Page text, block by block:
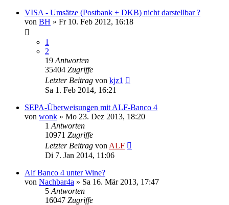
VISA - Umsätze (Postbank + DKB) nicht darstellbar ?
von BH » Fr 10. Feb 2012, 16:18
1
2
19 Antworten
35404 Zugriffe
Letzter Beitrag von kjz1
Sa 1. Feb 2014, 16:21
SEPA-Überweisungen mit ALF-Banco 4
von wonk » Mo 23. Dez 2013, 18:20
1 Antworten
10971 Zugriffe
Letzter Beitrag von ALF
Di 7. Jan 2014, 11:06
Alf Banco 4 unter Wine?
von Nachbar4a » Sa 16. Mär 2013, 17:47
5 Antworten
16047 Zugriffe